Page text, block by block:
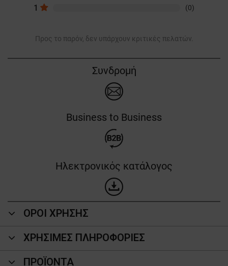
1 (0)
Προς το παρόν, δεν υπάρχουν κριτικές πελατών.
Συνδρομή
Business to Business
Ηλεκτρονικός κατάλογος
ΟΡΟΙ ΧΡΗΣΗΣ
ΧΡΗΣΙΜΕΣ ΠΛΗΡΟΦΟΡΙΕΣ
ΠΡΟΪΌΝΤΑ